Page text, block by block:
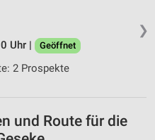
❯
Uhr |
Geöffnet
2 Prospekte
und Route für die